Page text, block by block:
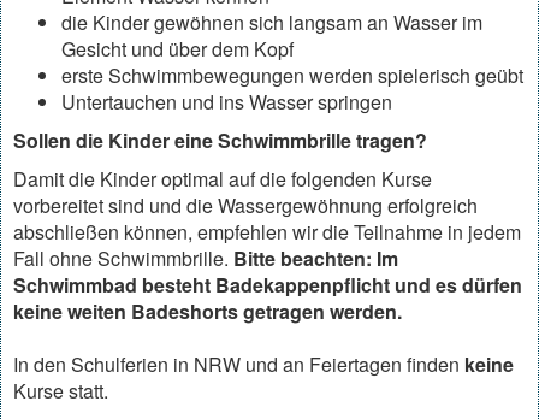
die Kinder gewöhnen sich langsam an Wasser im
Gesicht und über dem Kopf
erste Schwimmbewegungen werden spielerisch geübt
Untertauchen und ins Wasser springen
Sollen die Kinder eine Schwimmbrille tragen?
Damit die Kinder optimal auf die folgenden Kurse
vorbereitet sind und die Wassergewöhnung erfolgreich
abschließen können, empfehlen wir die Teilnahme in jedem
Fall ohne Schwimmbrille. Bitte beachten: Im
Schwimmbad besteht Badekappenpflicht und es dürfen
keine weiten Badeshorts getragen werden.
In den Schulferien in NRW und an Feiertagen finden keine
Kurse statt.